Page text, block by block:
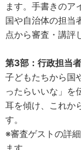
ます。手書きのア
国や自治体の担当
点から審査・講評
第3部：行政担当
子どもたちから国
ったらいいな」を
耳を傾け、これか
す。
※審査ゲストの詳